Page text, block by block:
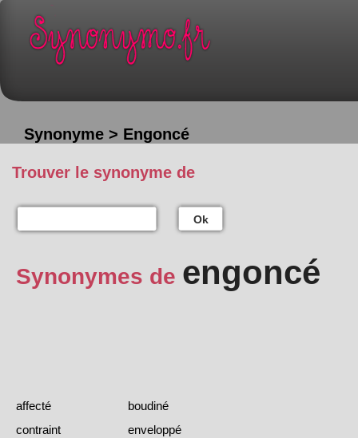
Synonyme > Engoncé
Trouver le synonyme de
Ok
Synonymes de engoncé
affecté
boudiné
contraint
enveloppé